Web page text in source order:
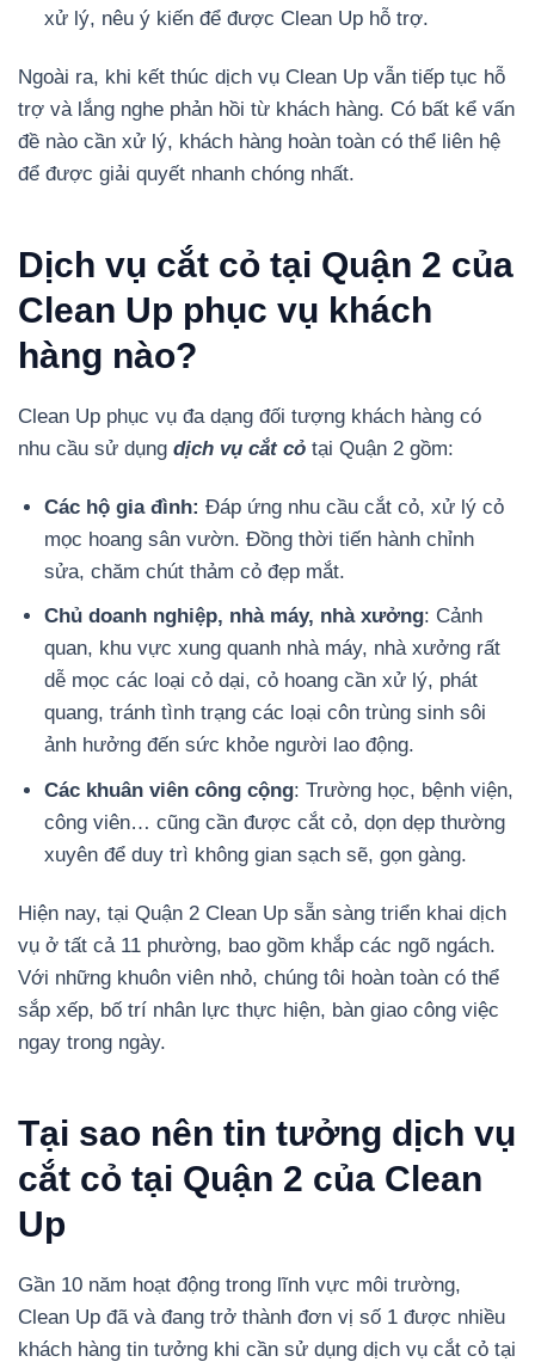
xử lý, nêu ý kiến để được Clean Up hỗ trợ.
Ngoài ra, khi kết thúc dịch vụ Clean Up vẫn tiếp tục hỗ
trợ và lắng nghe phản hồi từ khách hàng. Có bất kể vấn
đề nào cần xử lý, khách hàng hoàn toàn có thể liên hệ
để được giải quyết nhanh chóng nhất.
Dịch vụ cắt cỏ tại Quận 2 của
Clean Up phục vụ khách
hàng nào?
Clean Up phục vụ đa dạng đối tượng khách hàng có
nhu cầu sử dụng dịch vụ cắt cỏ tại Quận 2 gồm:
Các hộ gia đình: Đáp ứng nhu cầu cắt cỏ, xử lý cỏ
mọc hoang sân vườn. Đồng thời tiến hành chỉnh
sửa, chăm chút thảm cỏ đẹp mắt.
Chủ doanh nghiệp, nhà máy, nhà xưởng: Cảnh
quan, khu vực xung quanh nhà máy, nhà xưởng rất
dễ mọc các loại cỏ dại, cỏ hoang cần xử lý, phát
quang, tránh tình trạng các loại côn trùng sinh sôi
ảnh hưởng đến sức khỏe người lao động.
Các khuân viên công cộng: Trường học, bệnh viện,
công viên… cũng cần được cắt cỏ, dọn dẹp thường
xuyên để duy trì không gian sạch sẽ, gọn gàng.
Hiện nay, tại Quận 2 Clean Up sẵn sàng triển khai dịch
vụ ở tất cả 11 phường, bao gồm khắp các ngõ ngách.
Với những khuôn viên nhỏ, chúng tôi hoàn toàn có thể
sắp xếp, bố trí nhân lực thực hiện, bàn giao công việc
ngay trong ngày.
Tại sao nên tin tưởng dịch vụ
cắt cỏ tại Quận 2 của Clean
Up
Gần 10 năm hoạt động trong lĩnh vực môi trường,
Clean Up đã và đang trở thành đơn vị số 1 được nhiều
khách hàng tin tưởng khi cần sử dụng dịch vụ cắt cỏ tại